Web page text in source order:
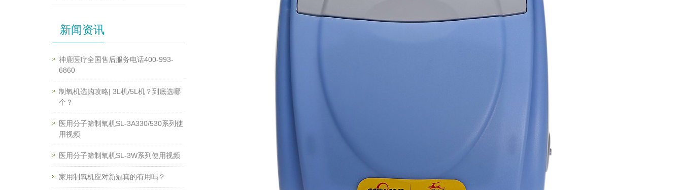
新闻资讯
神鹿医疗全国售后服务电话400-993-
6860
制氧机选购攻略| 3L机/5L机？到底选哪
个？
医用分子筛制氧机SL-3A330/530系列使
用视频
医用分子筛制氧机SL-3W系列使用视频
家用制氧机应对新冠真的有用吗？